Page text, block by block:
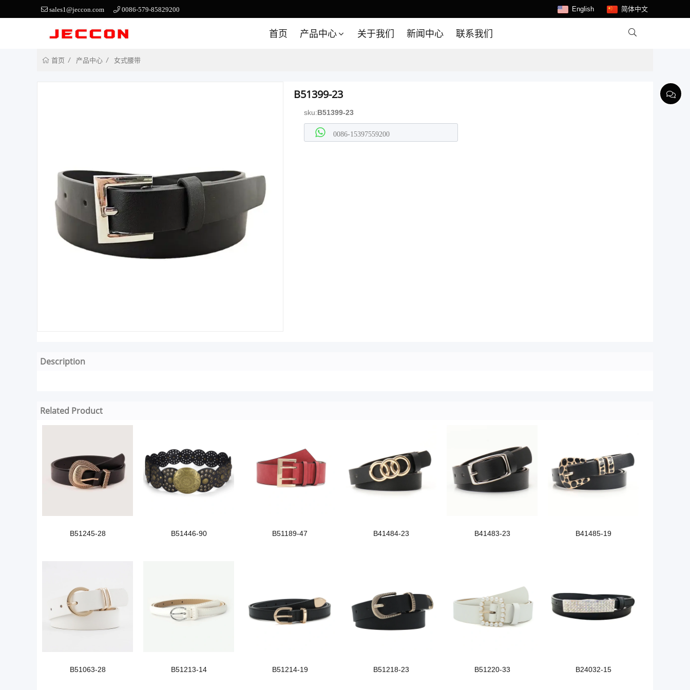
sales1@jeccon.com 0086-579-85829200 English 简体中文
首页 产品中心 关于我们 新闻中心 联系我们 
首页 产品中心 女式腰带
B51399-23
sku:B51399-23
0086-15397559200
Description
Related Product
B51245-28 B51446-90 B51189-47 B41484-23 B41483-23 B41485-19
B51063-28 B51213-14 B51214-19 B51218-23 B51220-33 B24032-15